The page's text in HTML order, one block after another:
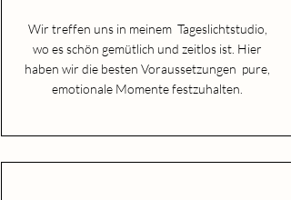
Wir treffen uns in meinem Tageslichtstudio,
wo es schön gemütlich und zeitlos ist. Hier
haben wir die besten Voraussetzungen pure,
emotionale Momente festzuhalten.